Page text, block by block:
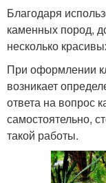
Благодаря
каменных пород,
несколько
При оформлении
возникает
ответа на вопрос
самостоятельно,
такой работы.